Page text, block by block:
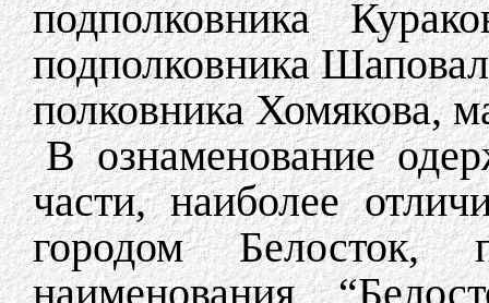
подполковника
подполковника
полковника Хомякова,
В ознаменование
части, наиболее
городом Белосток,
наименования